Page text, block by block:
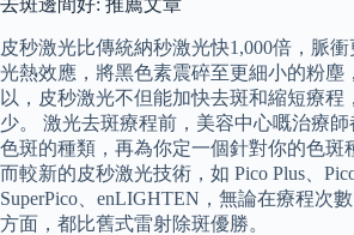
去斑邊間好: 推薦文章
皮秒激光比傳統納秒激光快1,000倍，脈
光熱效應，將黑色素震碎至更細小的粉塵
以，皮秒激光不但能加快去斑和縮短療程
少。 激光去斑療程前，美容中心嘅治療
色斑的種類，再為你定一個針對你的色斑
而較新的皮秒激光技術，如 Pico Plus、
SuperPico、enLIGHTEN，無論在療程次
方面，都比舊式雷射除斑優勝。